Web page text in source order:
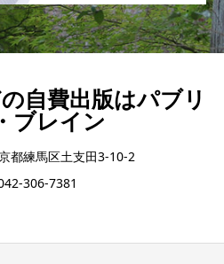
自費出版はパブリ
ブレイン
都練馬区土支田3-10-2
306-7381